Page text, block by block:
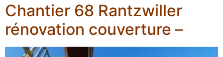
Chantier 68 Rantzwiller
rénovation couverture –